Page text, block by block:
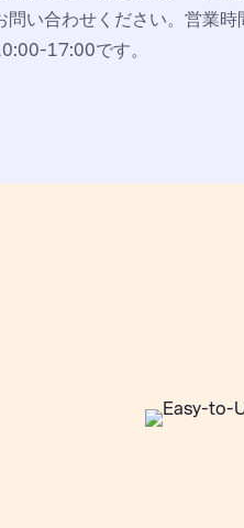
問い合わせください。営業
17:00です。